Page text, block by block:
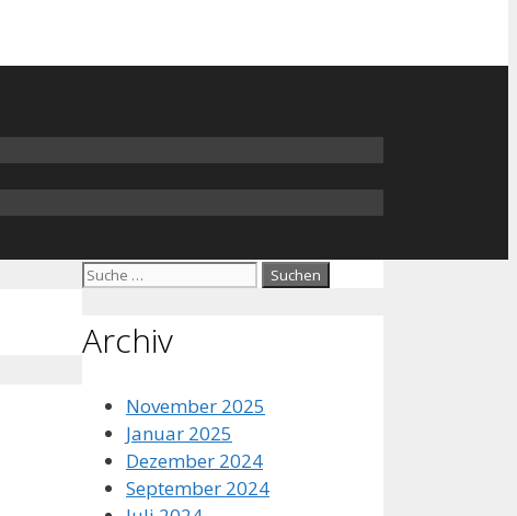
Suche
Archiv
November 2025
Januar 2025
Dezember 2024
September 2024